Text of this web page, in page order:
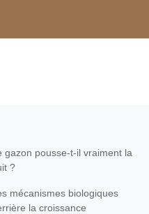
gazon pousse-t-il vraiment la
?
mécanismes biologiques
la croissance